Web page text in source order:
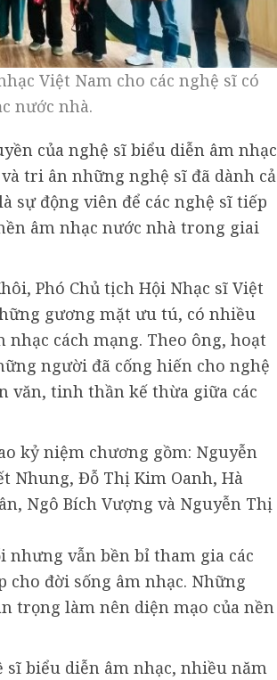
Việt Nam cho các nghệ sĩ có
nước nhà.
của nghệ sĩ biểu diễn âm nhạc
tri ân những nghệ sĩ đã dành cả
sự động viên để các nghệ sĩ tiếp
âm nhạc nước nhà trong giai
Phó Chủ tịch Hội Nhạc sĩ Việt
gương mặt ưu tú, có nhiều
cách mạng. Theo ông, hoạt
người đã cống hiến cho nghệ
văn, tinh thần kế thừa giữa các
kỷ niệm chương gồm: Nguyễn
Nhung, Đỗ Thị Kim Oanh, Hà
Ngô Bích Vượng và Nguyễn Thị
vẫn bền bỉ tham gia các
cho đời sống âm nhạc. Những
trọng làm nên diện mạo của nền
sĩ biểu diễn âm nhạc, nhiều năm